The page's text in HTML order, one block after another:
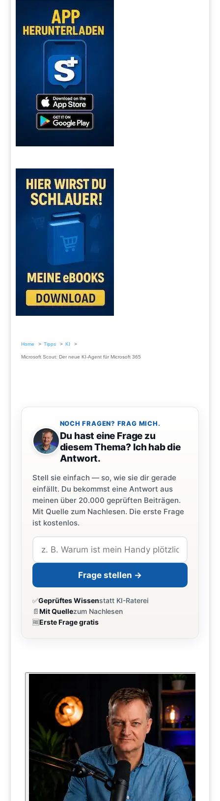
Home Tipps KI
Microsoft Scout: Der neue KI-Agent für Microsoft 365
NOCH FRAGEN? FRAG MICH.
Du hast eine Frage zu
diesem Thema? Ich hab die
Antwort.
Stell sie einfach — so, wie sie dir gerade
einfällt. Du bekommst eine Antwort aus
meinen über 20.000 geprüften Beiträgen.
Mit Quelle zum Nachlesen. Die erste Frage
ist kostenlos.
Frage stellen →
✅Geprüftes Wissenstatt KI-Raterei
📄Mit Quellezum Nachlesen
🆓Erste Frage gratis